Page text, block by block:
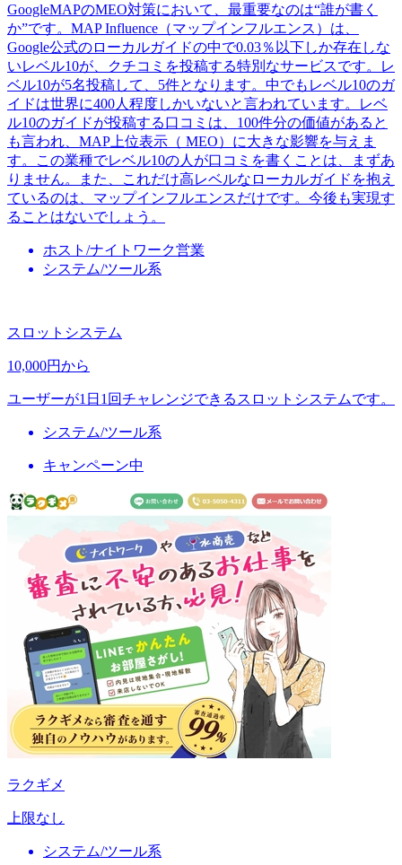
GoogleMAPのMEO対策において、最重要なのは“誰が書く
か”です。MAP Influence（マップインフルエンス）は、
Google公式のローカルガイドの中で0.03％以下しか存在しな
いレベル10が、クチコミを投稿する特別なサービスです。レ
ベル10が5名投稿して、5件となります。中でもレベル10のガ
イドは世界に400人程度しかいないと言われています。レベ
ル10のガイドが投稿する口コミは、100件分の価値があると
も言われ、MAP上位表示（ MEO）に大きな影響を与えま
す。この業種でレベル10の人が口コミを書くことは、まずあ
りません。また、これだけ高レベルなローカルガイドを抱え
ているのは、マップインフルエンスだけです。今後も実現す
ることはないでしょう。
ホスト/ナイトワーク営業
システム/ツール系
スロットシステム
10,000円から
ユーザーが1日1回チャレンジできるスロットシステムです。
システム/ツール系
キャンペーン中
ラクギメ
上限なし
システム/ツール系